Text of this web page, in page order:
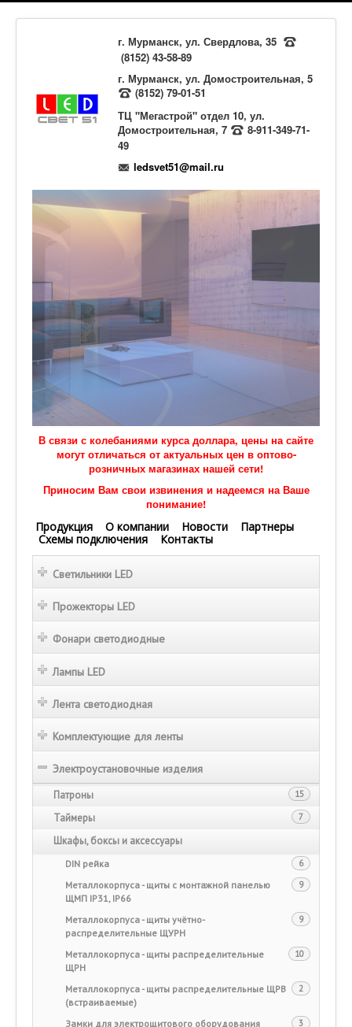
г. Мурманск, ул. Свердлова, 35
(8152) 43-58-89
г. Мурманск, ул. Домостроительная, 5
(8152) 79-01-51
ТЦ "Мегастрой" отдел 10, ул.
Домостроительная, 7
8-911-349-71-
49
ledsvet51@mail.ru
В связи с колебаниями курса доллара, цены на сайте
могут отличаться от актуальных цен в оптово-
розничных магазинах нашей сети!
Приносим Вам свои извинения и надеемся на Ваше
понимание!
Продукция
О компании Новости
Партнеры
Схемы подключения
Контакты
Светильники LED
Прожекторы LED
Фонари светодиодные
Лампы LED
Лента светодиодная
Комплектующие для ленты
Электроустановочные изделия
15
Патроны
7
Таймеры
Шкафы, боксы и аксессуары
6
DIN рейка
9
Металлокорпуса - щиты с монтажной панелью
ЩМП IP31, IP66
9
Металлокорпуса - щиты учётно-
распределительные ЩУРН
10
Металлокорпуса - щиты распределительные
ЩРН
2
Металлокорпуса - щиты распределительные ЩРВ
(встраиваемые)
3
Замки для электрощитового оборудования